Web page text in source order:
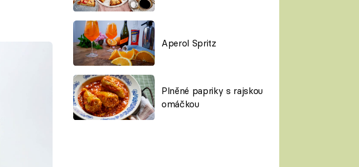
Aperol Spritz
Plněné papriky s rajskou
omáčkou